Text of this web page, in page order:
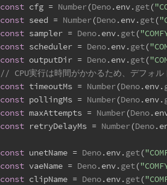
const cfg = Number(Deno.env.get(
const seed = Number(Deno.env.get(
const sampler = Deno.env.get(
const scheduler = Deno.env.get(
const outputDir = Deno.env.get(
// CPU実行は時間がかかるため、デフォル
const timeoutMs = Number(Deno.env.
const pollingMs = Number(Deno.env.
const maxAttempts = Number(Deno.
const retryDelayMs = Number(Deno.
const unetName = Deno.env.get(
const vaeName = Deno.env.get(
const clipName = Deno.env.get(